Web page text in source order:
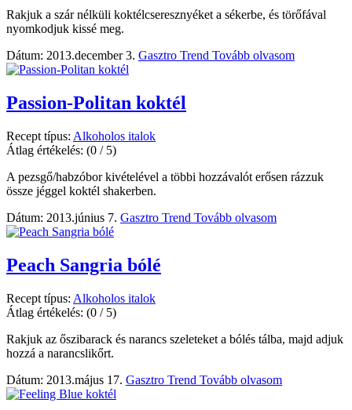
Rakjuk a szár nélküli koktélcseresznyéket a sékerbe, és törőfával
nyomkodjuk kissé meg.
Dátum: 2013.december 3. Gasztro Trend Tovább olvasom
Passion-Politan koktél
Recept típus: Alkoholos italok
Átlag értékelés: (0 / 5)
A pezsgő/habzóbor kivételével a többi hozzávalót erősen rázzuk
össze jéggel koktél shakerben.
Dátum: 2013.június 7. Gasztro Trend Tovább olvasom
Peach Sangria bólé
Recept típus: Alkoholos italok
Átlag értékelés: (0 / 5)
Rakjuk az őszibarack és narancs szeleteket a bólés tálba, majd adjuk
hozzá a narancslikőrt.
Dátum: 2013.május 17. Gasztro Trend Tovább olvasom